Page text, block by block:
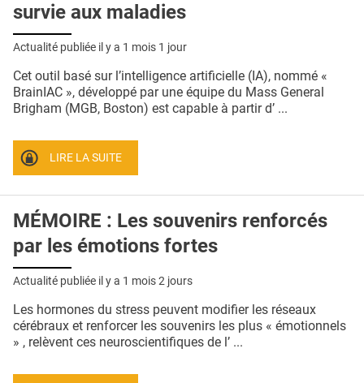
survie aux maladies
Actualité publiée il y a 1 mois 1 jour
Cet outil basé sur l’intelligence artificielle (IA), nommé «
BrainIAC », développé par une équipe du Mass General
Brigham (MGB, Boston) est capable à partir d’ ...
LIRE LA SUITE
MÉMOIRE : Les souvenirs renforcés
par les émotions fortes
Actualité publiée il y a 1 mois 2 jours
Les hormones du stress peuvent modifier les réseaux
cérébraux et renforcer les souvenirs les plus « émotionnels
» , relèvent ces neuroscientifiques de l’ ...